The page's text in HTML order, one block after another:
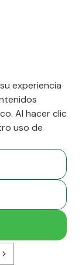
experiencia
Al hacer clic
uso de